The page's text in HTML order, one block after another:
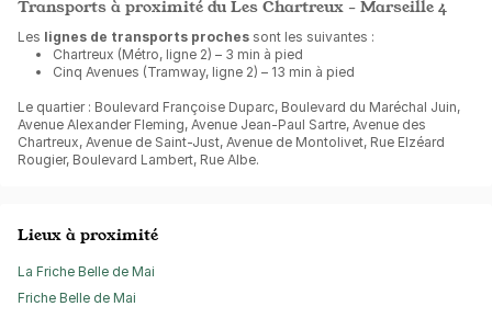
Transports à proximité du Les Chartreux - Marseille 4
Les lignes de transports proches sont les suivantes :
Chartreux (Métro, ligne 2) – 3 min à pied
Cinq Avenues (Tramway, ligne 2) – 13 min à pied
Le quartier : Boulevard Françoise Duparc, Boulevard du Maréchal Juin,
Avenue Alexander Fleming, Avenue Jean-Paul Sartre, Avenue des
Chartreux, Avenue de Saint-Just, Avenue de Montolivet, Rue Elzéard
Rougier, Boulevard Lambert, Rue Albe.
Lieux à proximité
La Friche Belle de Mai
Friche Belle de Mai